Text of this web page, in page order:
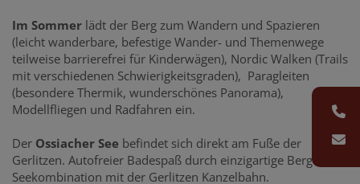
Im Sommer lädt der Berg zum Wandern und Spazieren
(leicht wanderbare, befestige Wander- und Themenwege
teilweise barrierefrei für Kinderwägen), Nordic Walken (Trails
mit verschiedenen Schwierigkeitsgraden), Paragleiten
(besondere Thermik, wunderschönes Panorama),
Modellfliegen und Radfahren ein.
Der Ossiacher See befindet sich direkt am Fuße der
Gerlitzen. Autofreier Badespaß durch einzigartige Berg-
Seekombination mit der Gerlitzen Kanzelbahn.